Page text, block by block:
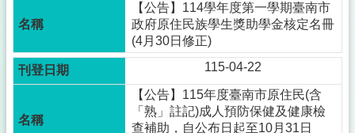
【公告】114學年度第一學期臺南市
政府原住民族學生獎助學金核定名冊
(4月30日修正)
115-04-22
【公告】115年度臺南市原住民(含
「熟」註記)成人預防保健及健康檢
查補助，自公布日起至10月31日